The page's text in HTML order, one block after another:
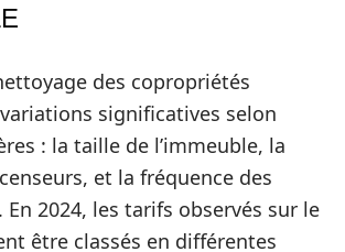
des copropriétés
significatives selon
: la taille de l’immeuble, la
et la fréquence des
2024, les tarifs observés sur le
être classés en différentes